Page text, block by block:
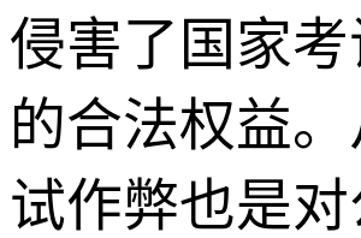
侵害了国家
的合法权益
试作弊也是